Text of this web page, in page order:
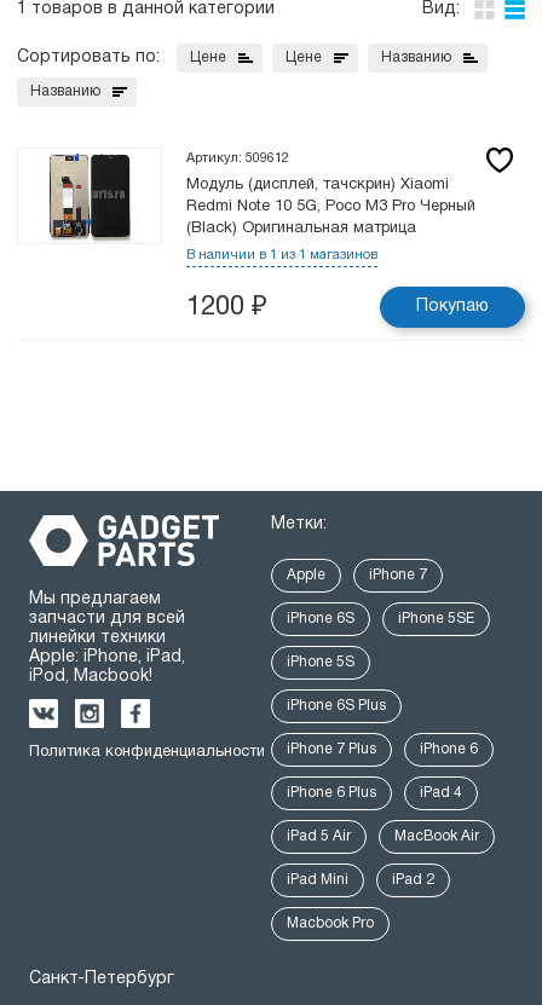
1 товаров в данной категории Вид:
Сортировать по: Цене Цене Названию
Названию
Артикул: 509612
Модуль (дисплей, тачскрин) Xiaomi
Redmi Note 10 5G, Poco M3 Pro Черный
(Black) Оригинальная матрица
В наличии в 1 из 1 магазинов
1200 ₽ Покупаю
Мы предлагаем
запчасти для всей
линейки техники
Apple: iPhone, iPad,
iPod, Macbook!
Политика конфиденциальности
Метки:
Apple iPhone 7
iPhone 6S iPhone 5SE
iPhone 5S
iPhone 6S Plus
iPhone 7 Plus iPhone 6
iPhone 6 Plus iPad 4
iPad 5 Air MacBook Air
iPad Mini iPad 2
Macbook Pro
Санкт-Петербург